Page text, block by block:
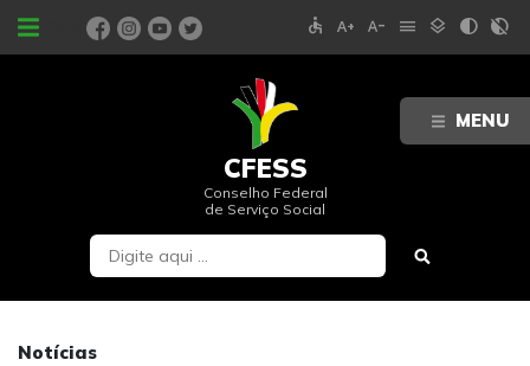
MENU
PORTAIS accessible text_increase text_decrease menu layers contrast contrast_rtl_off
CFESS
Conselho Federal
de Serviço Social
Notícias